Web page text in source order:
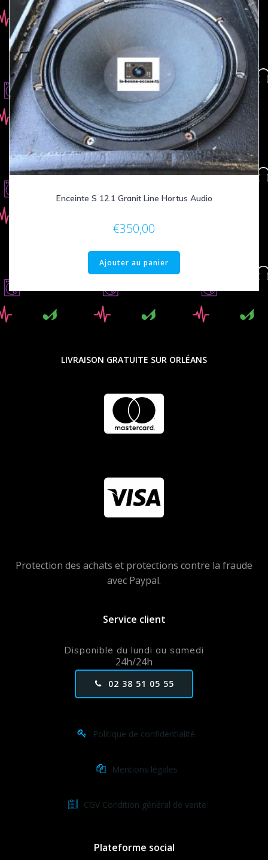
Enceinte S 12.1 Granit Line Hortus Audio
€350,00
Ajouter au panier
LIVRAISON GRATUITE SUR ORLÉANS
Protection des achats et protections contre la fraude
avec Paypal.
Service client
Disponible du lundi au samedi
24h/24h
02 38 51 05 55
Politique de confidentialité.
Mentions légales
CGV Condition général de vente
Plateforme social